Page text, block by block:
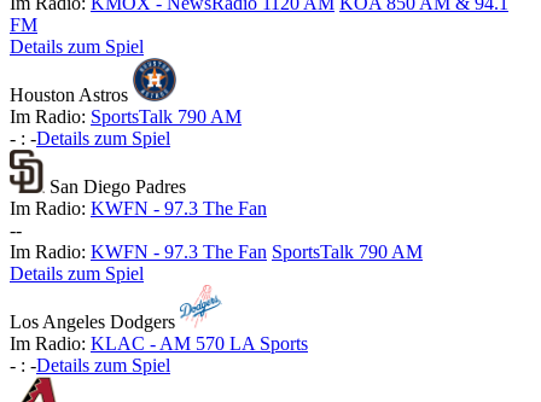
FM
Details zum Spiel
Houston Astros
Im Radio: SportsTalk 790 AM
- : -Details zum Spiel
San Diego Padres
Im Radio: KWFN - 97.3 The Fan
--
Im Radio: KWFN - 97.3 The Fan SportsTalk 790 AM
Details zum Spiel
Los Angeles Dodgers
Im Radio: KLAC - AM 570 LA Sports
- : -Details zum Spiel